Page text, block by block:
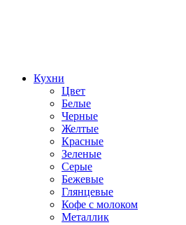
Кухни
Цвет
Белые
Черные
Желтые
Красные
Зеленые
Серые
Бежевые
Глянцевые
Кофе с молоком
Металлик